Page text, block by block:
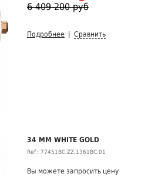
6 409 200 руб
Подробнее Сравнить
34 MM WHITE GOLD
Ref.: 77451BC.ZZ.1361BC.01
Вы можете запросить цену